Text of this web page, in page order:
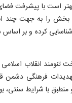
است با پیشرفت
بخش را به جهت چند
کرده و بر اساس
تنومند انقلاب
فرهنگی دشمن
با شرایط سنتی،